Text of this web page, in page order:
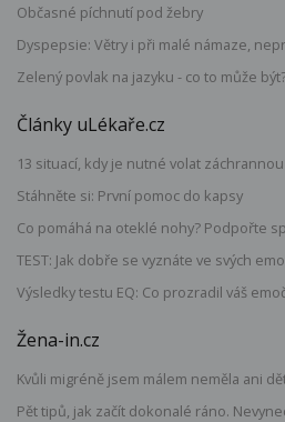
Občasné píchnutí pod žebry
Dyspepsie: Větry i při malé námaze,
Zelený povlak na jazyku - co to může
Články uLékaře.cz
13 situací, kdy je nutné volat
Stáhněte si: První pomoc do kapsy
Co pomáhá na oteklé nohy? Podpořte
TEST: Jak dobře se vyznáte ve svých
Výsledky testu EQ: Co prozradil váš
Žena-in.cz
Kvůli migréně jsem málem neměla ani
Pět tipů, jak začít dokonalé ráno.